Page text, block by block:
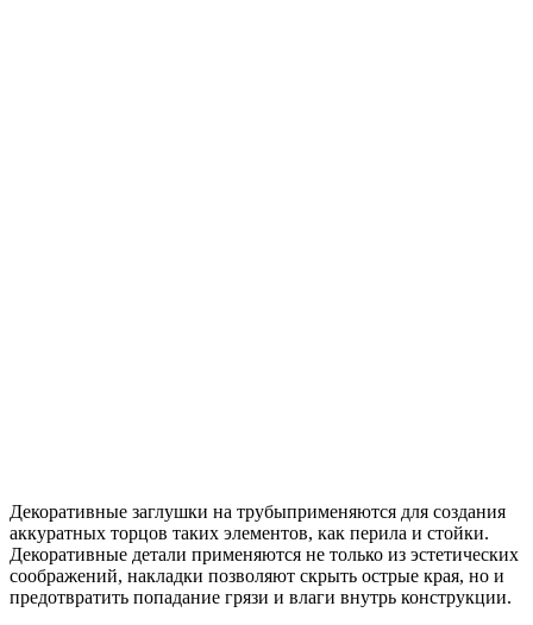
Декоративные заглушки на трубыприменяются для создания
аккуратных торцов таких элементов, как перила и стойки.
Декоративные детали применяются не только из эстетических
соображений, накладки позволяют скрыть острые края, но и
предотвратить попадание грязи и влаги внутрь конструкции.